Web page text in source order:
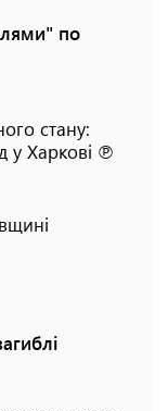
по
стану:
у Харкові ℗